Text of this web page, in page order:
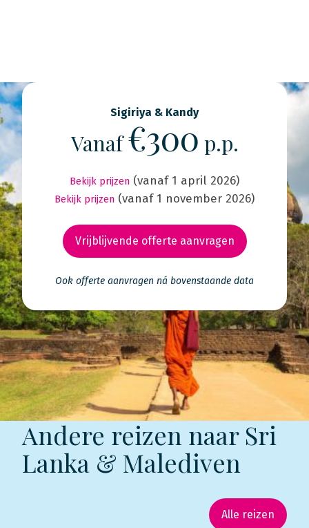
Sigiriya & Kandy
Vanaf€300 p.p.
Bekijk prijzen (vanaf 1 april 2026)
Bekijk prijzen (vanaf 1 november 2026)
Vrijblijvende offerte aanvragen
Ook offerte aanvragen ná bovenstaande data
Andere reizen naar Sri
Lanka & Malediven
Alle reizen